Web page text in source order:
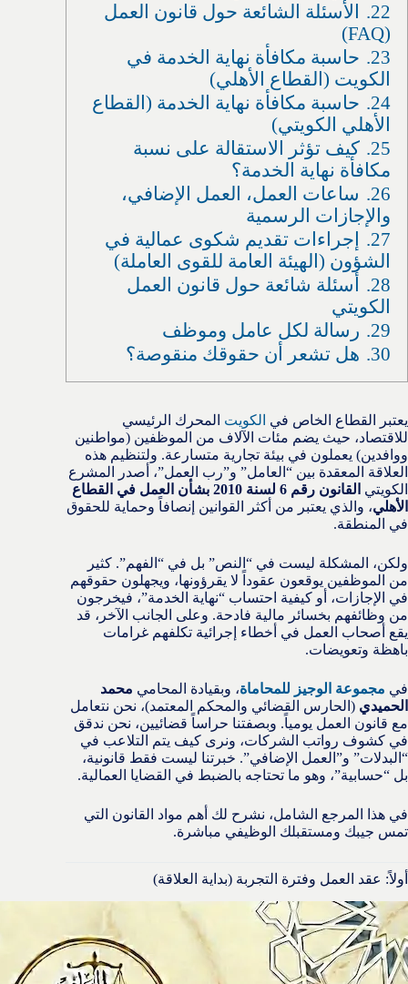
22.
الأسئلة الشائعة حول قانون العمل
(FAQ)
23.
حاسبة مكافأة نهاية الخدمة في
الكويت (القطاع الأهلي)
24.
حاسبة مكافأة نهاية الخدمة (القطاع
الأهلي الكويتي)
25. كيف تؤثر الاستقالة على نسبة
مكافأة نهاية الخدمة؟
26.
ساعات العمل، العمل الإضافي،
والإجازات الرسمية
27.
إجراءات تقديم شكوى عمالية في
الشؤون (الهيئة العامة للقوى العاملة)
28.
أسئلة شائعة حول قانون العمل
الكويتي
29.
رسالة لكل عامل وموظف
30.
هل تشعر أن حقوقك منقوصة؟
يعتبر القطاع الخاص في الكويت المحرك الرئيسي
للاقتصاد، حيث يضم مئات الآلاف من الموظفين (مواطنين
ووافدين) يعملون في بيئة تجارية متسارعة. ولتنظيم هذه
العلاقة المعقدة بين “العامل” و”رب العمل”، أصدر المشرع
الكويتي
القانون رقم 6 لسنة 2010 بشأن العمل في القطاع
الأهلي، والذي يعتبر من أكثر القوانين إنصافاً وحماية للحقوق
في المنطقة.
ولكن، المشكلة ليست في “النص” بل في “الفهم”. كثير
من الموظفين يوقعون عقوداً لا يقرؤونها، ويجهلون حقوقهم
في الإجازات، أو كيفية احتساب “نهاية الخدمة”، فيخرجون
من وظائفهم بخسائر مالية فادحة. وعلى الجانب الآخر، قد
يقع أصحاب العمل في أخطاء إجرائية تكلفهم غرامات
باهظة وتعويضات.
في مجموعة الوجيز للمحاماة، وبقيادة المحامي محمد
الحميدي (الحارس القضائي والمحكم المعتمد)، نحن نتعامل
مع قانون العمل يومياً. وبصفتنا حراساً قضائيين، نحن ندقق
في كشوف رواتب الشركات، ونرى كيف يتم التلاعب في
“البدلات” و”العمل الإضافي”. خبرتنا ليست فقط قانونية،
بل “حسابية”، وهو ما تحتاجه بالضبط في القضايا العمالية.
في هذا المرجع الشامل، نشرح لك أهم مواد القانون التي
تمس جيبك ومستقبلك الوظيفي مباشرة.
أولاً: عقد العمل وفترة التجربة (بداية العلاقة)